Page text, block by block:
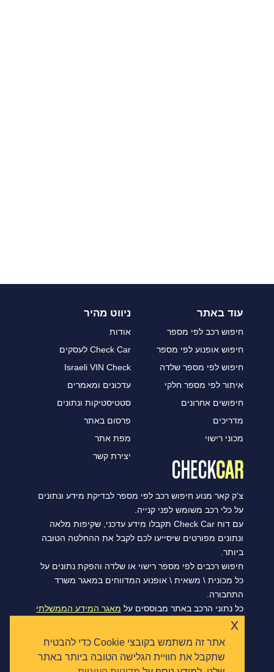
עוד באתר
חיפוש רכב לפי מספר
חיפוש אופנוע לפי מספר
חיפוש לפי מספר שלדה
איתור לפי מספר חלקי
חיפושים אחרונים
מדריכים
מכוני רישוי
ניווט מהיר
אודות
Check Car לעסקים
Israeli VIN Check
עדכונים ומאמרים
סטטיסטיקות ונתונים
פרסום באתר
מפת אתר
יצירת קשר
צ'ק קאר מנוע חיפוש רכב לפי מספר לבדיקת מידע ונתונים
על כלי רכב משומש לפני קנייה.
עם דוח Check Car תקבלו מידע עדכני, שקיפות מלאה
ונתונים מפורטים שיסייעו לכם לקבל את ההחלטה הטובה
ביותר.
חיפוש רכבים לפי מספר רישוי או שלדה והפקת נתונים על
כל מכונית \ משאית \ אופנוע המדווחים במאגר משרד
התחבורה.
כל נתוני הרכב באתר מבוססים על מאגר המידע הממשלתי
הפתוח של משרד התחבורה, ומסתנכרנים מדי יום.
אתר זה משתמש בקובצי Cookie כדי להבטיח
שתקבל את חוויית הגלישה הטובה ביותר באתר
x